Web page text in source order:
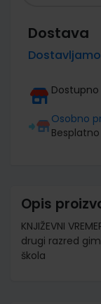
Dostava
Osobno
Besplatno
Opis
KNJIŽEVNI
drugi razred
škola